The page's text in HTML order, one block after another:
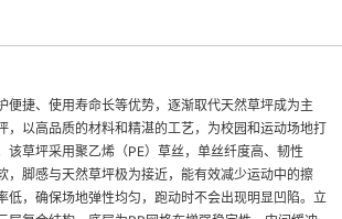
便捷、使用寿命长等优势，逐渐取代天然草坪成为主
，以高品质的材料和精湛的工艺，为校园和运动场地打
该草坪采用聚乙烯（PE）草丝，单丝纤度高、韧性
，脚感与天然草坪极为接近，能有效减少运动中的擦
低，确保场地弹性均匀，跑动时不会出现明显凹陷。立